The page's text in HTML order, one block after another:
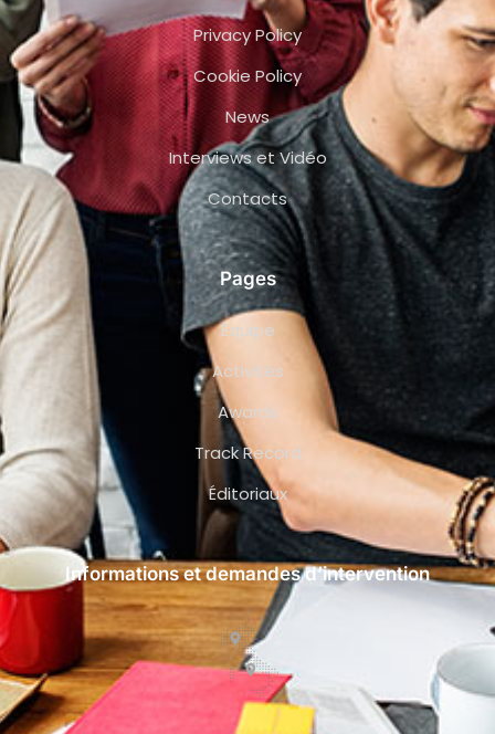
Privacy Policy
Cookie Policy
News
Interviews et Vidéo
Contacts
Pages
Équipe
Activités
Awards
Track Record
Éditoriaux
Informations et demandes d’intervention